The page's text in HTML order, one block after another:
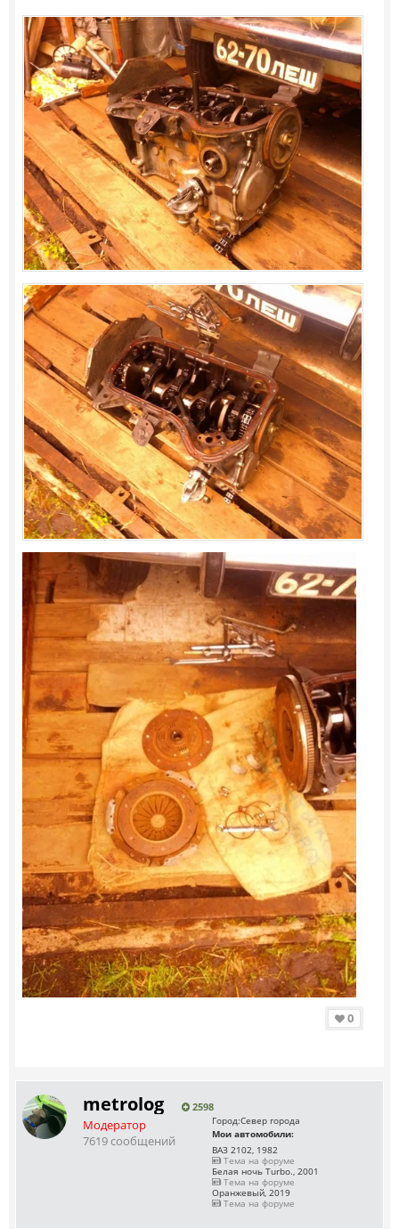
0
metrolog 2598
Модератор
7619 сообщений
Город:Север города
Мои автомобили:
ВАЗ 2102, 1982
Тема на форуме
Белая ночь Turbo., 2001
Тема на форуме
Оранжевый, 2019
Тема на форуме